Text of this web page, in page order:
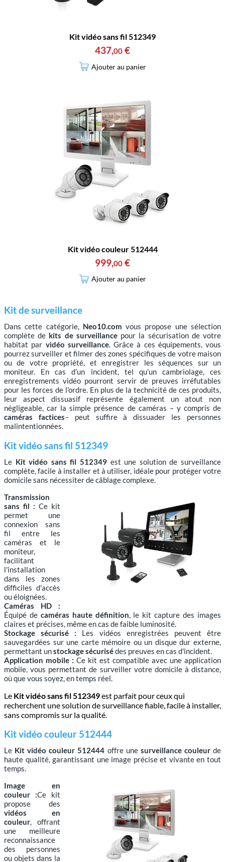
Kit vidéo sans fil 512349
437,00 €
Ajouter au panier
Kit vidéo couleur 512444
999,00 €
Ajouter au panier
Kit de surveillance
Dans cette catégorie, Neo10.com vous propose une sélection
complète de kits de surveillancepour la sécurisation de votre
habitat par vidéo surveillance. Grâce à ces équipements, vous
pourrez surveiller et filmer des zones spécifiques de votre maison
ou de votre propriété, et enregistrer les séquences sur un
moniteur. En cas d’un incident, tel qu’un cambriolage, ces
enregistrements vidéo pourront servir de preuves irréfutables
pour les forces de l'ordre. En plus de la technicité de ces produits,
leur aspect dissuasif représente également un atout non
négligeable, car la simple présence de caméras – y compris de
caméras factices– peut suffire à dissuader les personnes
malintentionnées.
Kit vidéo sans fil 512349
Le Kit vidéo sans fil 512349 est une solution de surveillance
complète, facile à installer et à utiliser, idéale pour protéger votre
domicile sans nécessiter de câblage complexe.
Transmission
sans fil : Ce kit
permet une
connexion sans
fil entre les
caméras et le
moniteur,
facilitant
l'installation
dans les zones
difficiles d'accès
ou éloignées.
Caméras HD :
Équipé de caméras haute définition , le kit capture des images
claires et précises, même en cas de faible luminosité.
Stockage sécurisé : Les vidéos enregistrées peuvent être
sauvegardées sur une carte mémoire ou un disque dur externe,
permettant unstockage sécurisédes preuves en cas d'incident.
Application mobile : Ce kit est compatible avec une application
mobile, vous permettant de surveiller votre domicile à distance,
où que vous soyez, en temps réel.
Le Kit vidéo sans fil 512349est parfait pour ceux qui
recherchent une solution de surveillance fiable, facile à installer,
sans compromis sur la qualité.
Kit vidéo couleur 512444
Le Kit vidéo couleur 512444 offre une surveillance couleurde
haute qualité, garantissant une image précise et vivante en tout
temps.
Image en
couleur :Ce kit
propose des
vidéos en
couleur, offrant
une meilleure
reconnaissance
des personnes
ou objets dans la